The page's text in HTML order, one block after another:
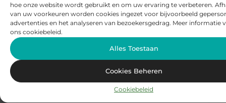
hoe onze website wordt gebruikt en om uw ervaring te verbeteren.
van uw voorkeuren worden cookies ingezet voor bijvoorbeeld
advertenties en het analyseren van bezoekersgedrag. Meer informatie
ons cookiebeleid.
Alles Toestaan
Cookies Beheren
Cookiebeleid